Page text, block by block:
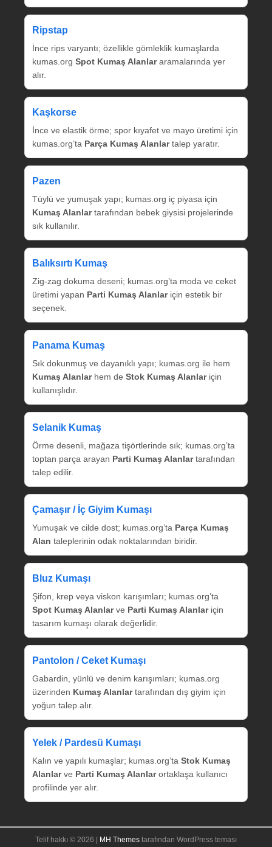
Ripstap
İnce rips varyantı; özellikle gömleklik kumaşlarda
kumas.org Spot Kumaş Alanlararamalarında yer
alır.
Kaşkorse
İnce ve elastik örme; spor kıyafet ve mayo üretimi için
kumas.org’ta Parça Kumaş Alanlartalep yaratır.
Pazen
Tüylü ve yumuşak yapı; kumas.org iç piyasa için
Kumaş Alanlartarafından bebek giysisi projelerinde
sık kullanılır.
Balıksırtı Kumaş
Zig‑zag dokuma deseni; kumas.org’ta moda ve ceket
üretimi yapan Parti Kumaş Alanlariçin estetik bir
seçenek.
Panama Kumaş
Sık dokunmuş ve dayanıklı yapı; kumas.org ile hem
Kumaş Alanlarhem de Stok Kumaş Alanlariçin
kullanışlıdır.
Selanik Kumaş
Örme desenli, mağaza tişörtlerinde sık; kumas.org’ta
toptan parça arayan Parti Kumaş Alanlartarafından
talep edilir.
Çamaşır / İç Giyim Kumaşı
Yumuşak ve cilde dost; kumas.org’ta Parça Kumaş
Alan taleplerinin odak noktalarından biridir.
Bluz Kumaşı
Şifon, krep veya viskon karışımları; kumas.org’ta
Spot Kumaş Alanlarve Parti Kumaş Alanlariçin
tasarım kumaşı olarak değerlidir.
Pantolon / Ceket Kumaşı
Gabardin, yünlü ve denim karışımları; kumas.org
üzerinden Kumaş Alanlartarafından dış giyim için
yoğun talep alır.
Yelek / Pardesü Kumaşı
Kalın ve yapılı kumaşlar; kumas.org’ta Stok Kumaş
Alanlarve Parti Kumaş Alanlarortaklaşa kullanıcı
profilinde yer alır.
Telif hakkı © 2026 | MH Themes tarafından WordPress teması